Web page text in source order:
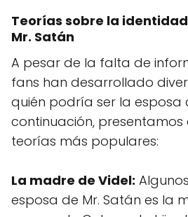
Teorías sobre la
Mr. Satán
A pesar de la falta de
fans han desarrollado
quién podría ser la esposa
continuación,
teorías más populares:
La madre de Videl:
esposa de Mr. Satán es la